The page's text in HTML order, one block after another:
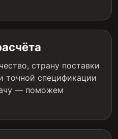
страну поставки
точной спецификации
— поможем